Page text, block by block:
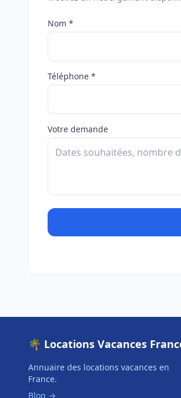
Nom *
Téléphone *
Votre demande
🌴 Locations Vacances
Annuaire des locations vacances en
France.
Blog →